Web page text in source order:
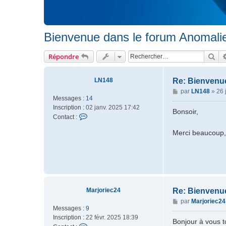
Bienvenue dans le forum
Répondre
LN148
Messages : 14
Inscription : 02 janv. 2025 17:42
Contact :
r
N
1
Re:
M
e
s
g
par LN148» 26
Bonsoir,
Merci
Marjoriec24
Messages : 9
Inscription : 22 févr. 2025 18:39
Re:
M
e
s
par Marjoriec24
Bonjour à vous